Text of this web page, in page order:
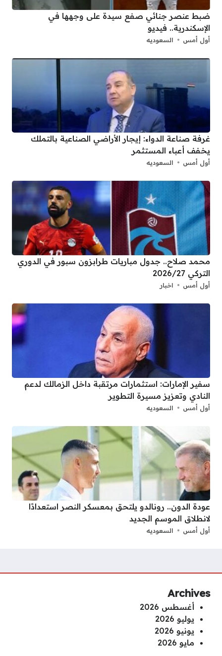
ضبط عنصر جنائي صفع سيدة على وجهها في
الإسكندرية.. فيديو
أول أمس السعوديه
غرفة صناعة الدواء: إيجار الأراضي الصناعية بالتملك
يخفف أعباء المستثمر
أول أمس السعوديه
محمد صلاح.. جدول مباريات طرابزون سبور في الدوري
التركي 2026/27
أول أمس اخبار
سفير الإمارات: استثمارات مرتقبة داخل الزمالك لدعم
النادي وتعزيز مسيرة التطوير
أول أمس السعوديه
عودة الدون.. رونالدو يلتحق بمعسكر النصر استعدادًا
لانطلاق الموسم الجديد
أول أمس السعوديه
Archives
أغسطس 2026
يوليو 2026
يونيو 2026
مايو 2026